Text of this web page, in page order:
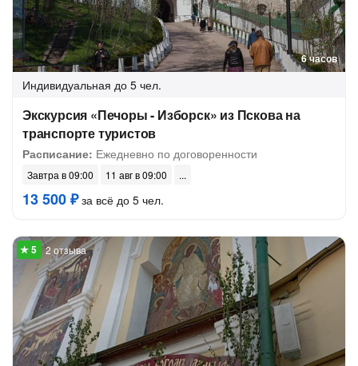
6 часов
Индивидуальная до 5 чел.
Экскурсия «Печоры - Изборск» из Пскова на
транспорте туристов
Расписание: Ежедневно по договоренности
Завтра в 09:00 11 авг в 09:00
13 500 ₽за всё до 5 чел.
2 отзыва